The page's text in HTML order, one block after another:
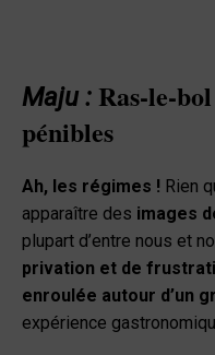
Maju : Ras-le-
pénibles
Ah, les régimes ! Rien
apparaître des images
plupart d’entre nous et
privation et de
enroulée autour d’un
expérience